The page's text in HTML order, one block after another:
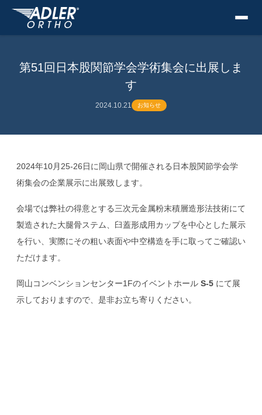
第51回日本股関節学会学術集会に出展しま
す
2024.10.21 お知らせ
2024年10月25-26日に岡山県で開催される日本股関節学会学
術集会の企業展示に出展致します。
会場では弊社の得意とする三次元金属粉末積層造形法技術にて
製造された大腿骨ステム、臼蓋形成用カップを中心とした展示
を行い、実際にその粗い表面や中空構造を手に取ってご確認い
ただけます。
岡山コンベンションセンター1Fのイベントホール S-5 にて展
示しておりますので、是非お立ち寄りください。